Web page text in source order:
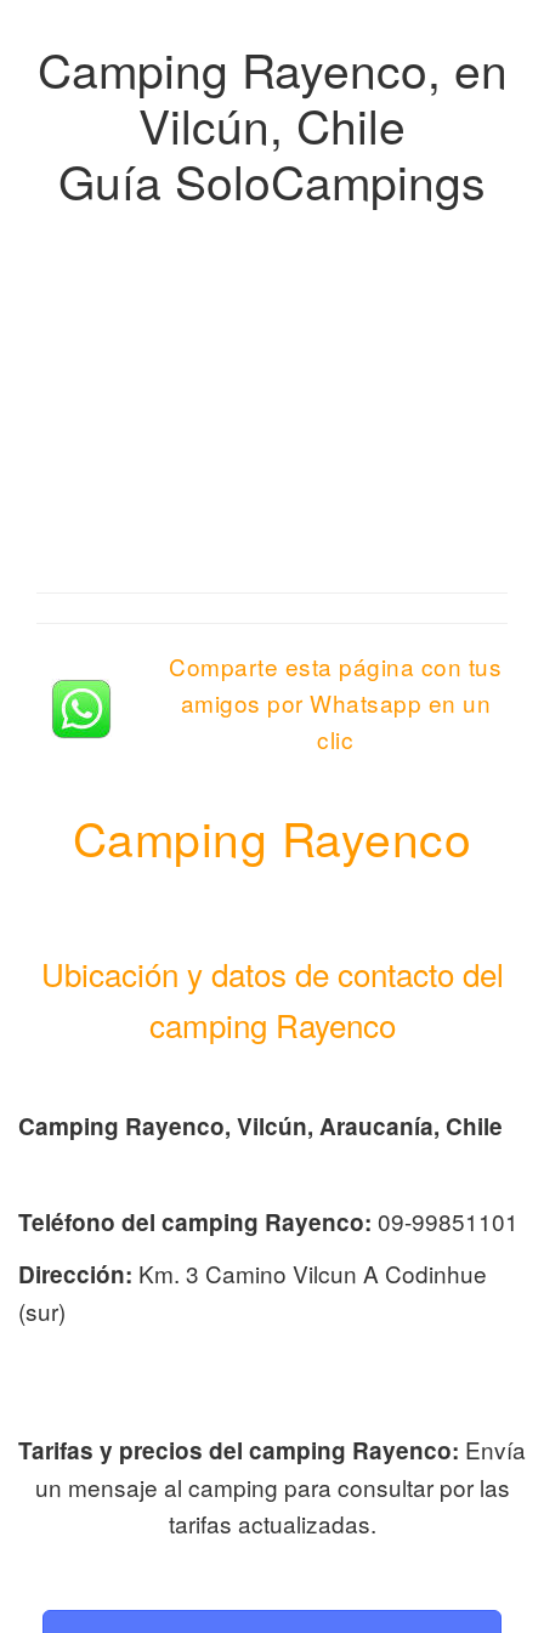
Camping Rayenco, en
Vilcún, Chile
Guía SoloCampings
Comparte esta página con tus
amigos por Whatsapp en un
clic
Camping Rayenco
Ubicación y datos de contacto del
camping Rayenco
Camping Rayenco, Vilcún, Araucanía, Chile
Teléfono del camping Rayenco: 09-99851101
Dirección: Km. 3 Camino Vilcun A Codinhue
(sur)
Tarifas y precios del camping Rayenco: Envía
un mensaje al camping para consultar por las
tarifas actualizadas.